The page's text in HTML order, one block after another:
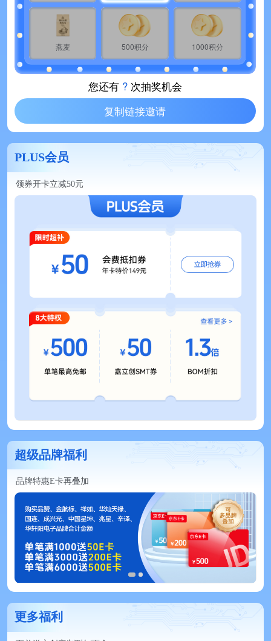
燕麦 500积分 1000积分
您还有 ? 次抽奖机会
复制链接邀请
PLUS会员
领券开卡立减50元
超级品牌福利
品牌特惠E卡再叠加
更多福利